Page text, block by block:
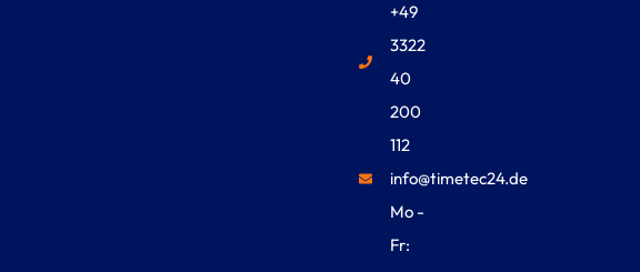
+49
3322
40
200
112
info@timetec24.de
Mo -
Fr: